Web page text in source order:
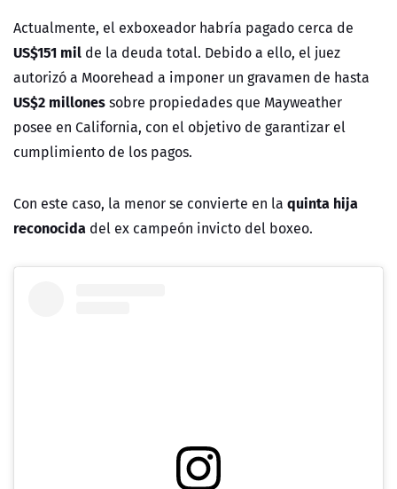
Actualmente, el exboxeador habría pagado cerca de
US$151 mil de la deuda total. Debido a ello, el juez
autorizó a Moorehead a imponer un gravamen de hasta
US$2 millonessobre propiedades que Mayweather
posee en California, con el objetivo de garantizar el
cumplimiento de los pagos.
Con este caso, la menor se convierte en la quinta hija
reconocida del ex campeón invicto del boxeo.